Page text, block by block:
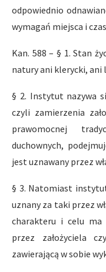
odpowiednio
wymagań miejsca i
Kan. 588 – § 1. Stan
natury ani klerycki, ani
§ 2. Instytut nazywa
czyli zamierzenia
prawomocnej
duchownych,
jest uznawany przez
§ 3. Natomiast
uznany za taki przez
charakteru i celu ma
przez założyciela
zawierającą w sobie